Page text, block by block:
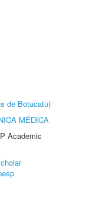
de Botucatu)
MÉDICA
Academic